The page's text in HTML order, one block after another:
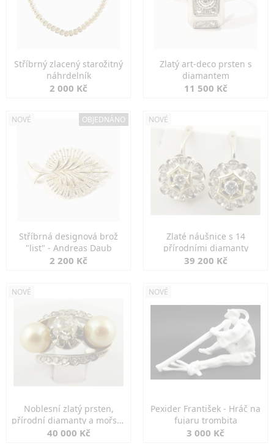
Stříbrný zlacený starožitný
náhrdelník
2 000 Kč
Zlatý art-deco prsten s
diamantem
11 500 Kč
NOVÉ OBJEDNÁNO
Stříbrná designová brož
"list" - Andreas Daub
2 200 Kč
NOVÉ
Zlaté náušnice s 14
přírodními diamanty
39 200 Kč
NOVÉ
Noblesní zlatý prsten,
přírodní diamanty a mořské
perly
40 000 Kč
NOVÉ
Pexider František - Hráč na
fujaru trombita
3 000 Kč